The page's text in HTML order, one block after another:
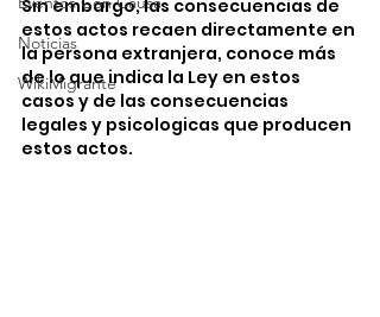
Noticias
WikiMigrante
Sin embargo, las consecuencias de
estos actos recaen directamente en
la persona extranjera, conoce más
de lo que indica la Ley en estos
casos y de las consecuencias
legales y psicologicas que producen
estos actos.